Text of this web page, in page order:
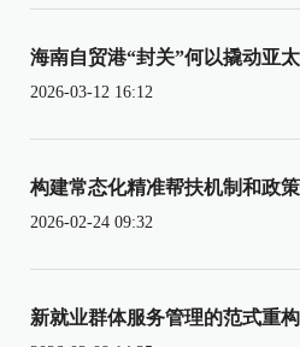
海南自贸港“封关”何以撬动亚
2026-03-12 16:12
构建常态化精准帮扶机制和政
2026-02-24 09:32
新就业群体服务管理的范式重